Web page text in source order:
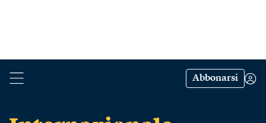
Abbonarsi